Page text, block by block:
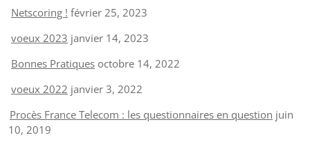
Netscoring ! février 25, 2023
voeux 2023 janvier 14, 2023
Bonnes Pratiques octobre 14, 2022
voeux 2022 janvier 3, 2022
Procès France Telecom : les questionnaires en question juin
10, 2019